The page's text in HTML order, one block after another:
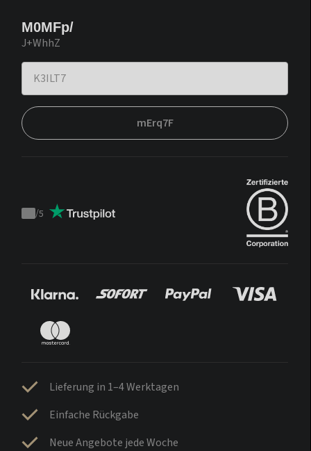
M0MFp/
J+WhhZ
mErq7F
Trustpilot
/5
Lieferung in 1–4 Werktagen
Einfache Rückgabe
Neue Angebote jede Woche